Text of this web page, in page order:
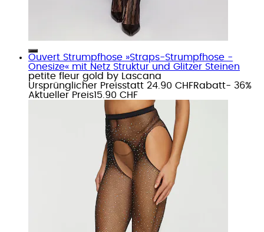
Ouvert Strumpfhose »Straps-Strumpfhose -
Onesize« mit Netz Struktur und Glitzer Steinen
petite fleur gold by Lascana
Ursprünglicher Preisstatt 24.90 CHFRabatt- 36%
Aktueller Preis15.90 CHF